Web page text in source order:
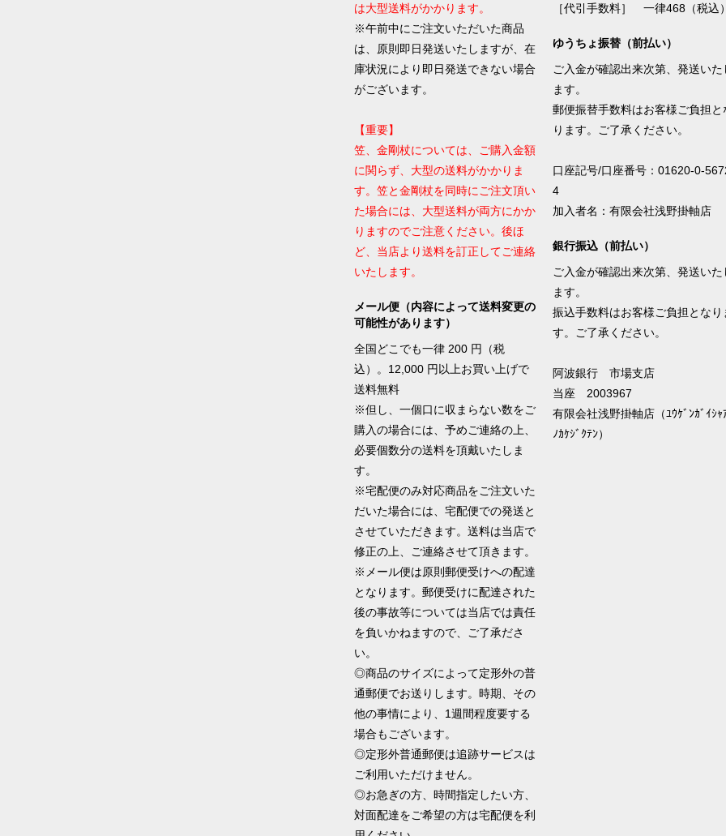
は大型送料がかかります。
※午前中にご注文いただいた商品
は、原則即日発送いたしますが、在
庫状況により即日発送できない場合
がございます。
【重要】
笠、金剛杖については、ご購入金額
に関らず、大型の送料がかかりま
す。笠と金剛杖を同時にご注文頂い
た場合には、大型送料が両方にかか
りますのでご注意ください。後ほ
ど、当店より送料を訂正してご連絡
いたします。
メール便（内容によって送料変更の
可能性があります）
全国どこでも一律 200 円（税
込）。12,000 円以上お買い上げで
送料無料
※但し、一個口に収まらない数をご
購入の場合には、予めご連絡の上、
必要個数分の送料を頂戴いたしま
す。
※宅配便のみ対応商品をご注文いた
だいた場合には、宅配便での発送と
させていただきます。送料は当店で
修正の上、ご連絡させて頂きます。
※メール便は原則郵便受けへの配達
となります。郵便受けに配達された
後の事故等については当店では責任
を負いかねますので、ご了承ださ
い。
◎商品のサイズによって定形外の普
通郵便でお送りします。時期、その
他の事情により、1週間程度要する
場合もございます。
◎定形外普通郵便は追跡サービスは
ご利用いただけません。
◎お急ぎの方、時間指定したい方、
対面配達をご希望の方は宅配便を利
［代引手数料］ 一律468（税込
ゆうちょ振替（前払い）
ご入金が確認出来次第、発送いた
ます。
郵便振替手数料はお客様ご負担と
ります。ご了承ください。
口座記号/口座番号：01620-0-
4
加入者名：有限会社浅野掛軸店
銀行振込（前払い）
ご入金が確認出来次第、発送いた
ます。
振込手数料はお客様ご負担となり
す。ご了承ください。
阿波銀行 市場支店
当座 2003967
有限会社浅野掛軸店（ﾕｳｹﾞﾝｶﾞｲｼｬ
ﾉｶｹｼﾞｸﾃﾝ）